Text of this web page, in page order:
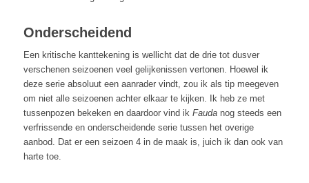
Onderscheidend
Een kritische kanttekening is wellicht dat de drie tot dusver
verschenen seizoenen veel gelijkenissen vertonen. Hoewel ik
deze serie absoluut een aanrader vindt, zou ik als tip meegeven
om niet alle seizoenen achter elkaar te kijken. Ik heb ze met
tussenpozen bekeken en daardoor vind ik Faudanog steeds een
verfrissende en onderscheidende serie tussen het overige
aanbod. Dat er een seizoen 4 in de maak is, juich ik dan ook van
harte toe.